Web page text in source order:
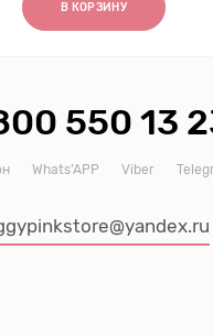
В КОРЗИНУ
550 13
Whats’APP Viber